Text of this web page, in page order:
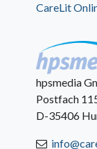
CareLit
hpsmedia
Postfach
D-35406